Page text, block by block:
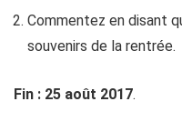
Commentez en disant
souvenirs de la rentrée.
Fin : 25 août 2017.